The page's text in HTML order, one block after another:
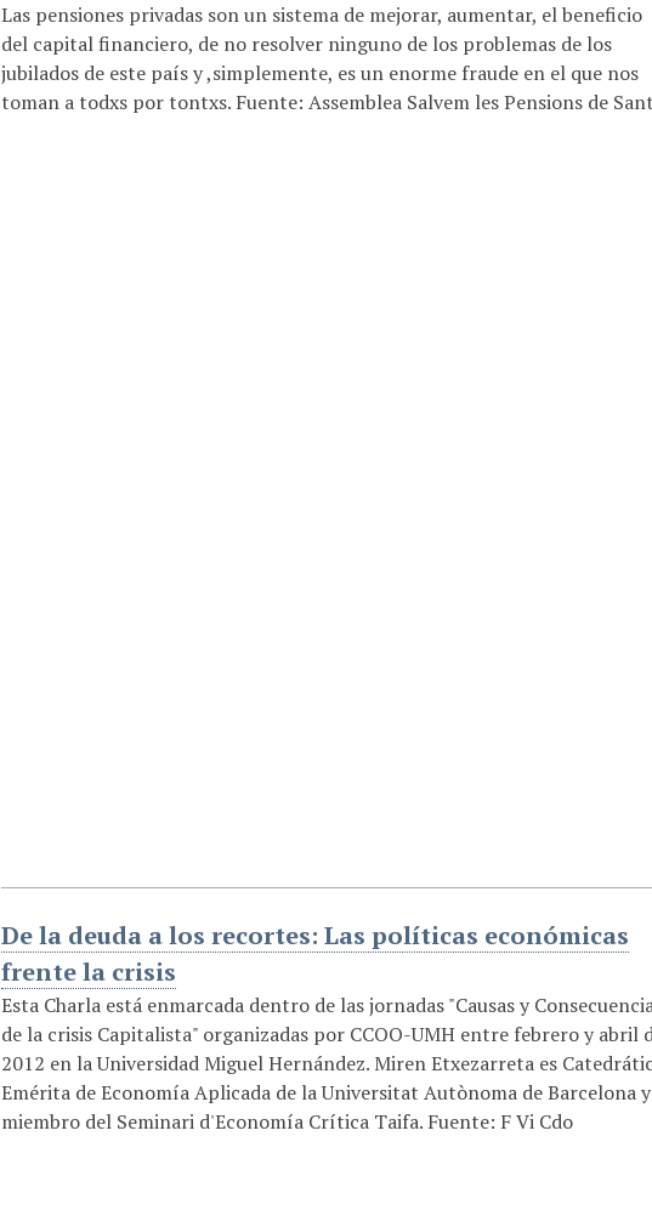
Las pensiones privadas son un sistema de mejorar, aumentar, el beneficio
del capital financiero, de no resolver ninguno de los problemas de los
jubilados de este país y ,simplemente, es un enorme fraude en el que nos
toman a todxs por tontxs. Fuente: Assemblea Salvem les Pensions de
De la deuda a los recortes: Las políticas económicas
frente la crisis
Esta Charla está enmarcada dentro de las jornadas "Causas y
de la crisis Capitalista" organizadas por CCOO-UMH entre febrero y abril
2012 en la Universidad Miguel Hernández. Miren Etxezarreta es
Emérita de Economía Aplicada de la Universitat Autònoma de Barcelona y
miembro del Seminari d'Economía Crítica Taifa. Fuente: F Vi Cdo